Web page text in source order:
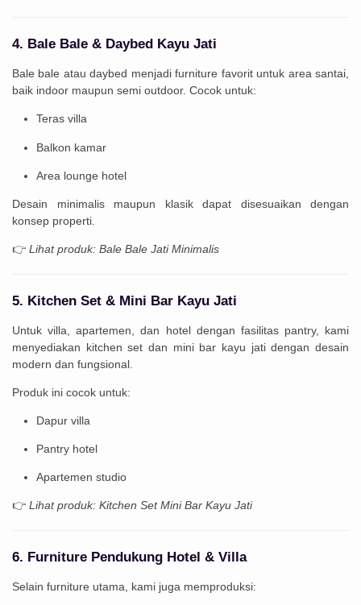
4. Bale Bale & Daybed Kayu Jati
Bale bale atau daybed menjadi furniture favorit untuk area santai,
baik indoor maupun semi outdoor. Cocok untuk:
Teras villa
Balkon kamar
Area lounge hotel
Desain minimalis maupun klasik dapat disesuaikan dengan
konsep properti.
👉 Lihat produk: Bale Bale Jati Minimalis
5. Kitchen Set & Mini Bar Kayu Jati
Untuk villa, apartemen, dan hotel dengan fasilitas pantry, kami
menyediakan kitchen set dan mini bar kayu jati dengan desain
modern dan fungsional.
Produk ini cocok untuk:
Dapur villa
Pantry hotel
Apartemen studio
👉 Lihat produk: Kitchen Set Mini Bar Kayu Jati
6. Furniture Pendukung Hotel & Villa
Selain furniture utama, kami juga memproduksi: